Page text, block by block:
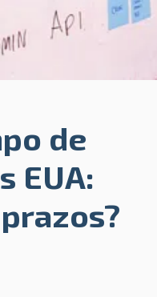
de
EUA: